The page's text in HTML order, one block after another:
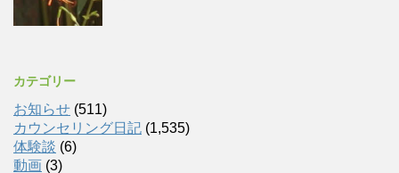
カテゴリー
お知らせ (511)
カウンセリング日記 (1,535)
体験談 (6)
動画 (3)